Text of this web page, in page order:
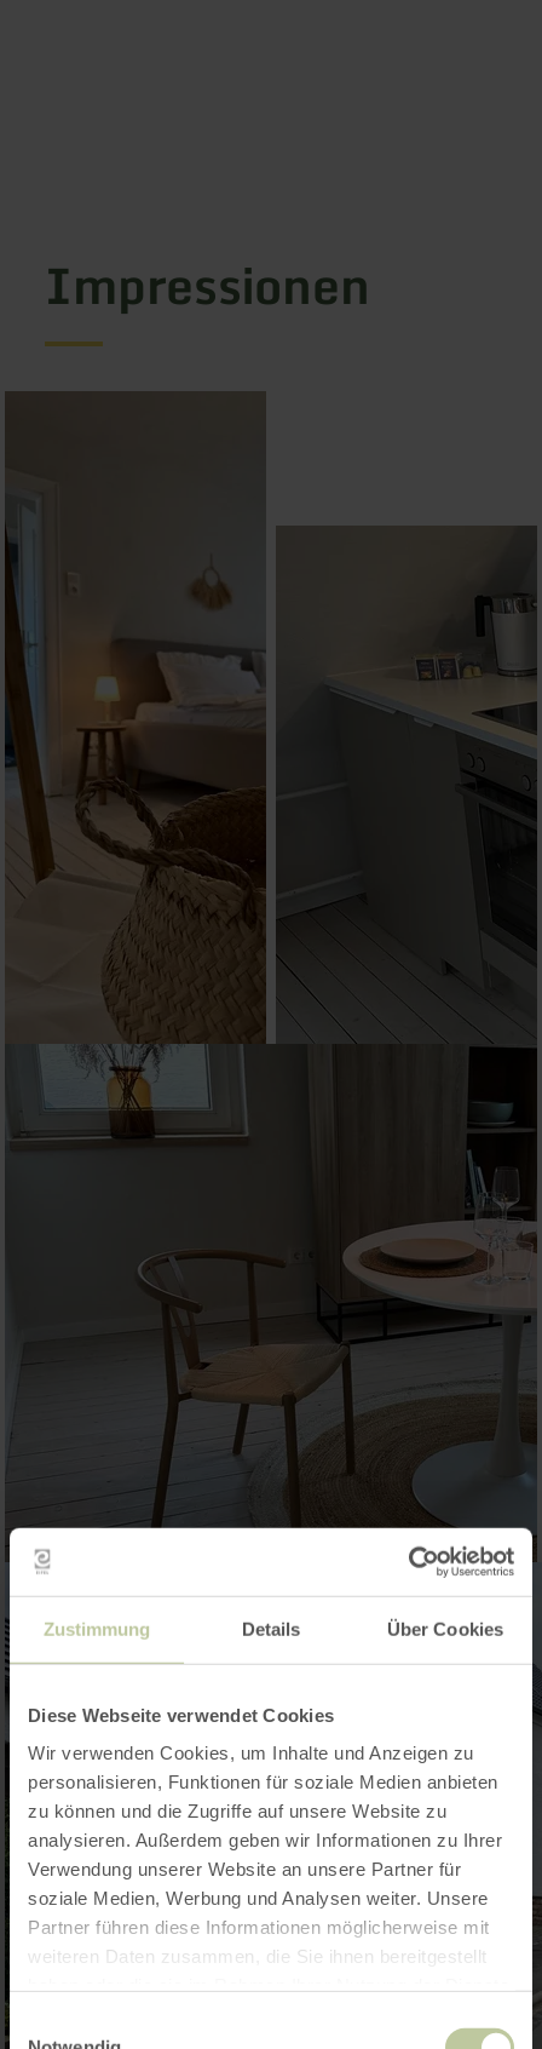
Zustimmung Details Über Cookies
Diese Webseite verwendet Cookies
Wir verwenden Cookies, um Inhalte und Anzeigen zu
personalisieren, Funktionen für soziale Medien anbieten
zu können und die Zugriffe auf unsere Website zu
analysieren. Außerdem geben wir Informationen zu Ihrer
Verwendung unserer Website an unsere Partner für
soziale Medien, Werbung und Analysen weiter. Unsere
Partner führen diese Informationen möglicherweise mit
weiteren Daten zusammen, die Sie ihnen bereitgestellt
Einwilligungsauswahl
Impressionen